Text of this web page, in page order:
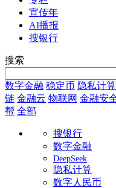
宣传年
AI播报
搜银行
搜索
数字金融 稳定币 隐私计算
链 金融云 物联网 金融安
帮 全部
搜银行
数字金融
DeepSeek
隐私计算
数字人民币